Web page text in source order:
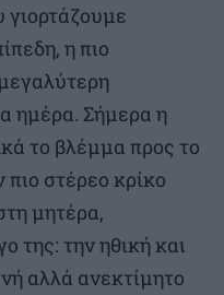
η πιο
ημέρα. Σήμερα η
το βλέμμα προς το
στέρεο κρίκο
μητέρα,
της: την ηθική και
αλλά ανεκτίμητο